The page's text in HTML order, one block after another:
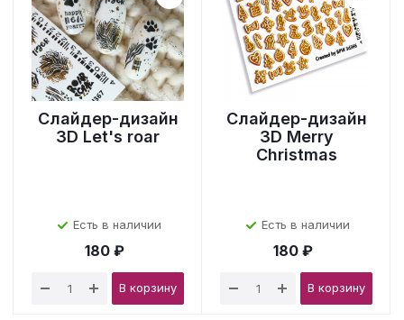
Слайдер-дизайн
3D Let's roar
Есть в наличии
180 ₽
В корзину
Слайдер-дизайн
3D Merry
Christmas
Есть в наличии
180 ₽
В корзину